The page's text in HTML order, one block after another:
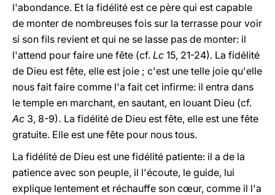
l'abondance. Et la fidélité est ce père qui est capable
de monter de nombreuses fois sur la terrasse pour voir
si son fils revient et qui ne se lasse pas de monter: il
l'attend pour faire une fête (cf. Lc 15, 21-24). La fidélité
de Dieu est fête, elle est joie ; c'est une telle joie qu'elle
nous fait faire comme l'a fait cet infirme: il entra dans
le temple en marchant, en sautant, en louant Dieu (cf.
Ac 3, 8-9). La fidélité de Dieu est fête, elle est une fête
gratuite. Elle est une fête pour nous tous.
La fidélité de Dieu est une fidélité patiente: il a de la
patience avec son peuple, il l'écoute, le guide, lui
explique lentement et réchauffe son cœur, comme il l'a